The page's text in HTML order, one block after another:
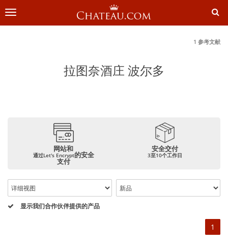
切
导
1 参考文献
拉图奈酒庄 波尔多
网站和
通过Let's Encrypt的安全
支付
安全交付
3至10个工作日
显示我们合作伙伴提供的产品
1